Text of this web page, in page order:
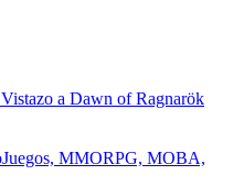
a Dawn of Ragnarök
MMORPG, MOBA,